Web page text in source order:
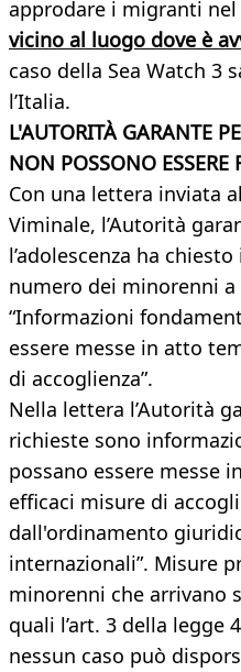
approdare i migranti nel
vicino al luogo dove è
caso della Sea Watch 3
l’Italia.
L'AUTORITÀ GARANTE
NON POSSONO ESSERE
Con una lettera inviata
Viminale, l’Autorità
l’adolescenza ha
numero dei minorenni a
“Informazioni
essere messe in atto
di accoglienza”.
Nella lettera l’Autorità
richieste sono
possano essere messe
efficaci misure di
dall'ordinamento
internazionali”. Misure
minorenni che arrivano
quali l’art. 3 della legge
nessun caso può